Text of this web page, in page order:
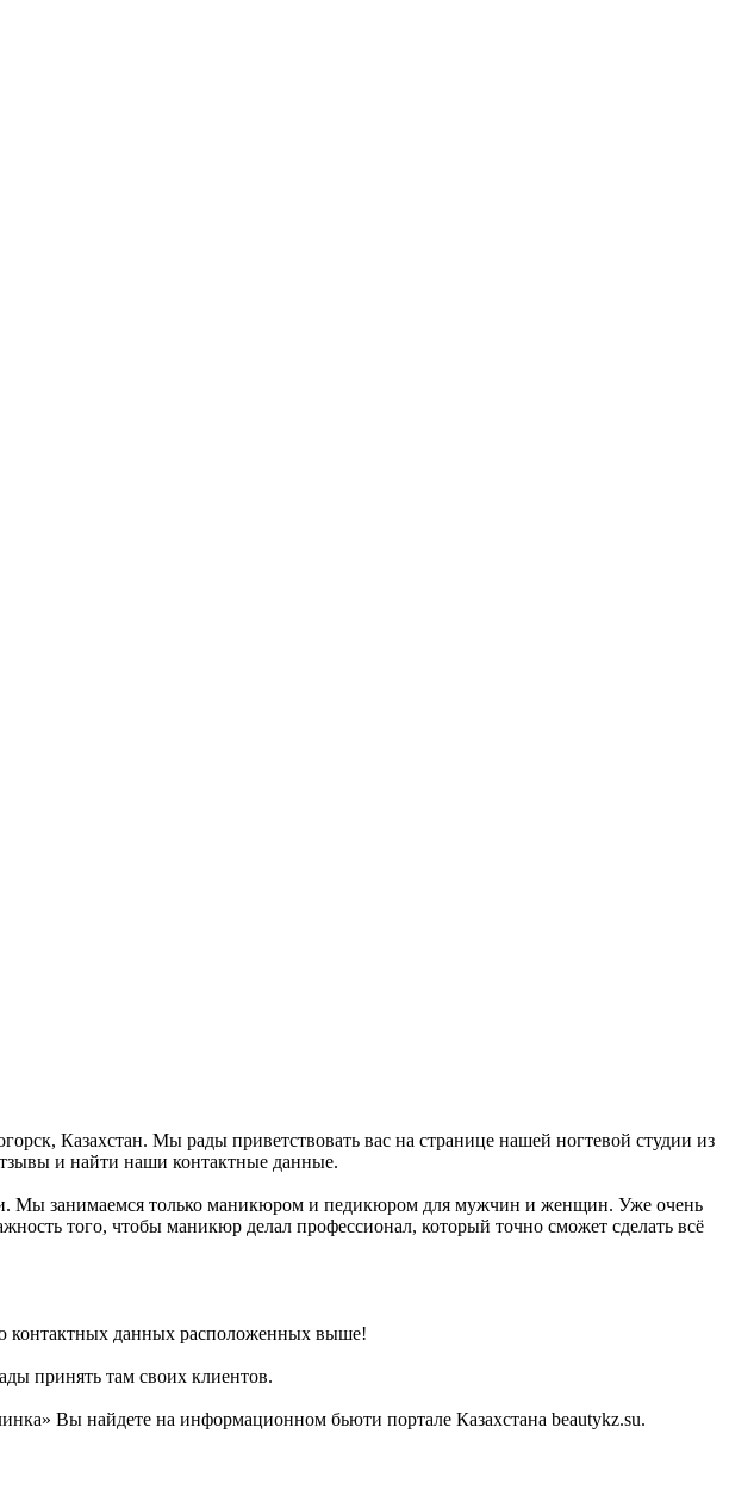
Казахстан. Мы рады приветствовать вас на странице нашей ногтевой студии из
и найти наши контактные данные.
Мы занимаемся только маникюром и педикюром для мужчин и женщин. Уже очень
того, чтобы маникюр делал профессионал, который точно сможет сделать всё
контактных данных расположенных выше!
принять там своих клиентов.
Вы найдете на информационном бьюти портале Казахстана beautykz.su.